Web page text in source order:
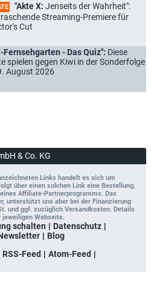
"Akte X: Jenseits der Wahrheit":
Streaming-Premiere für
Cut
Fernsehgarten - Das Quiz": Diese
spielen gegen Kiwi in der Sonderfolge
August 2026
& Co. KG
Links handelt es sich um
über einen solchen Link eine Bestellung,
Affiliate-Partnerprogramms. Das
unterstützt uns aber bei der Finanzierung
und ggf. zuzüglich Versandkosten. Details
jeweiligen Webseite.
schalten
Datenschutz
Blog
RSS-Feed
Atom-Feed